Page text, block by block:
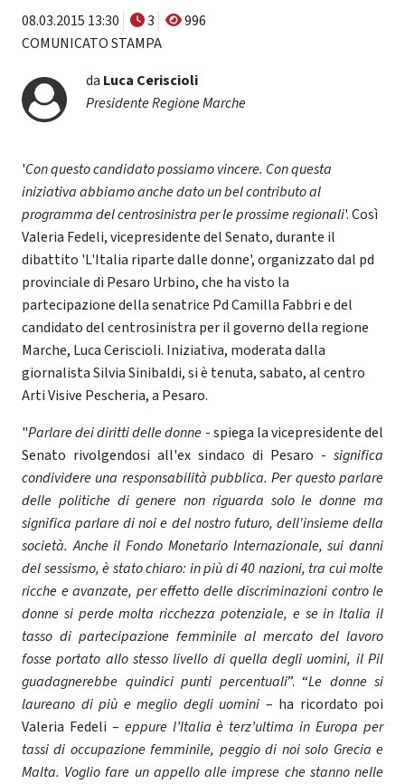
08.03.2015 13:30 3
996
COMUNICATO STAMPA
da Luca Ceriscioli
Presidente Regione Marche
'Con questo candidato possiamo vincere. Con questa
iniziativa abbiamo anche dato un bel contributo al
programma del centrosinistra per le prossime regionali'. Così
Valeria Fedeli, vicepresidente del Senato, durante il
dibattito 'L'Italia riparte dalle donne', organizzato dal pd
provinciale di Pesaro Urbino, che ha visto la
partecipazione della senatrice Pd Camilla Fabbri e del
candidato del centrosinistra per il governo della regione
Marche, Luca Ceriscioli. Iniziativa, moderata dalla
giornalista Silvia Sinibaldi, si è tenuta, sabato, al centro
Arti Visive Pescheria, a Pesaro.
"Parlare dei diritti delle donne - spiega la vicepresidente del
Senato rivolgendosi all'ex sindaco di Pesaro - significa
condividere una responsabilità pubblica. Per questo parlare
delle politiche di genere non riguarda solo le donne ma
significa parlare di noi e del nostro futuro, dell'insieme della
società. Anche il Fondo Monetario Internazionale, sui danni
del sessismo, è stato chiaro: in più di 40 nazioni, tra cui molte
ricche e avanzate, per effetto delle discriminazioni contro le
donne si perde molta ricchezza potenziale, e se in Italia il
tasso di partecipazione femminile al mercato del lavoro
fosse portato allo stesso livello di quella degli uomini, il Pil
guadagnerebbe quindici punti percentuali”. “Le donne si
laureano di più e meglio degli uomini – ha ricordato poi
Valeria Fedeli – eppure l’Italia è terz’ultima in Europa per
tassi di occupazione femminile, peggio di noi solo Grecia e
Malta. Voglio fare un appello alle imprese che stanno nelle